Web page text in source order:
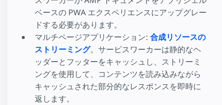
ベースの PWA エクスペリエンスにアップグレー
ドする必要があります。
マルチページアプリケーション: 合成リソースの
ストリーミング。サービスワーカーは静的なヘ
ッダーとフッターをキャッシュし、ストリーミ
ングを使用して、コンテンツを読み込みながら
キャッシュされた部分的なレスポンスを即時に
返します。